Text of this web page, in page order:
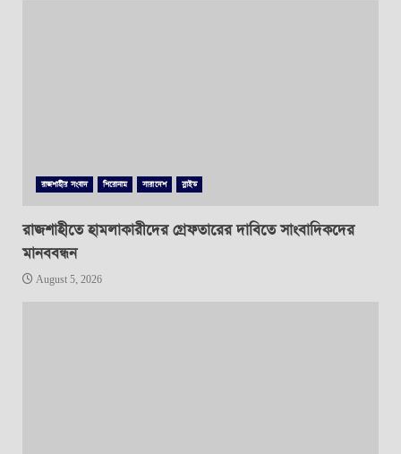
রাজশাহীর সংবাদ শিরোনাম সারাদেশ স্লাইড
রাজশাহীতে হামলাকারীদের গ্রেফতারের দাবিতে সাংবাদিকদের
মানববন্ধন
August 5, 2026